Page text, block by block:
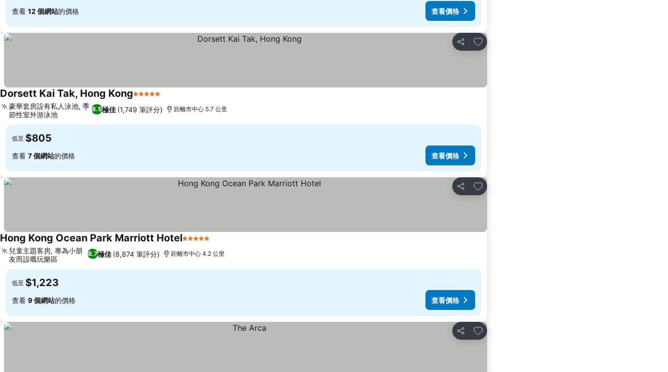
查看 12 個網站的價格 查看價格
分享
放到收藏夾
Dorsett Kai Tak, Hong Kong5 星級
8.5極佳 (1,749 筆評分)
豪華套房設有私人泳池, 季
節性室外游泳池
距離市中心 5.7 公里
低至 $805
查看 7 個網站的價格 查看價格
分享
放到收藏夾
Hong Kong Ocean Park Marriott Hotel5 星級
8.7極佳 (8,874 筆評分)
兒童主題客房, 專為小朋
友而設嘅玩樂區
距離市中心 4.2 公里
低至 $1,223
查看 9 個網站的價格 查看價格
分享
放到收藏夾